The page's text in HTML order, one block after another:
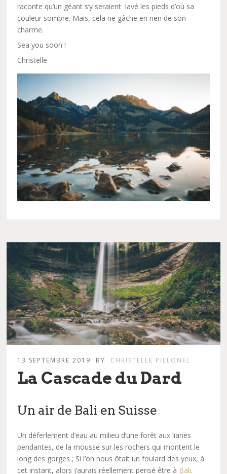
raconte qu’un géant s’y seraient lavé les pieds d’où sa
couleur sombre. Mais, cela ne gâche en rien de son
charme.
Sea you soon !
Christelle
13 SEPTEMBRE 2019 BY CHRISTELLE PILLONEL
La Cascade du Dard
Un air de Bali en Suisse
Un déferlement d’eau au milieu d’une forêt aux lianes
pendantes, de la mousse sur les rochers qui montent le
long des gorges ; Si l’on nous ôtait un foulard des yeux, à
cet instant, alors j’aurais réellement pensé être à Bali.